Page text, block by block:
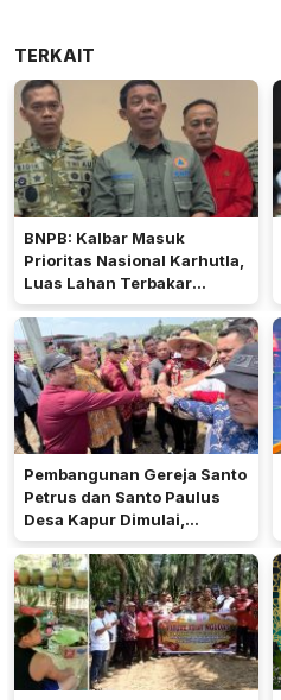
TERKAIT
BNPB: Kalbar Masuk
Prioritas Nasional Karhutla,
Luas Lahan Terbakar
Peringkat Keempat
Pembangunan Gereja Santo
Petrus dan Santo Paulus
Desa Kapur Dimulai,
Pemkab Kubu Raya Siapkan
Akses Jalan